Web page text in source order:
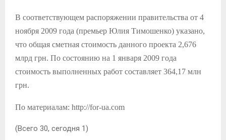
В соответствующем распоряжении правительства от 4
ноября 2009 года (премьер Юлия Тимошенко) указано,
что общая сметная стоимость данного проекта 2,676
млрд грн. По состоянию на 1 января 2009 года
стоимость выполненных работ составляет 364,17 млн
грн.
По материалам: http://for-ua.com
(Всего 30, сегодня 1)